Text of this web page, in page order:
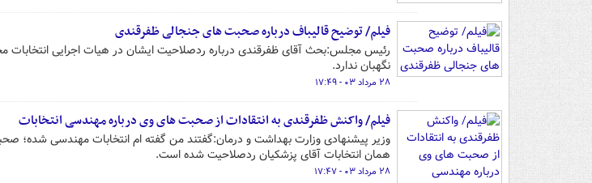
فیلم/ توضیح قالیباف درباره صحبت های جنجالی ظفرقندی
رئیس مجلس:بحث آقای ظفرقندی درباره ردصلاحیت ایشان در هیات اجرایی انتخابات
نگهبان ندارد.
۲۸ مرداد ۰۳ - ۱۷:۴۹
فیلم/ واکنش ظفرقندی به انتقادات از صحبت های وی درباره مهندسی انتخابات
وزیر پیشنهادی وزارت بهداشت و درمان:گفتند من گفته ام انتخابات مهندسی شده؛
همان انتخابات آقای پزشکیان ردصلاحیت شده است.
۲۸ مرداد ۰۳ - ۱۷:۴۷